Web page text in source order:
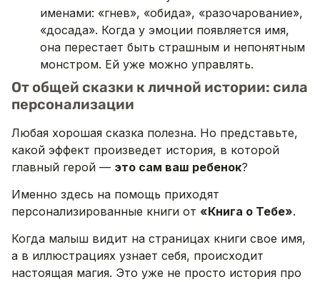
именами: «гнев», «обида», «разочарование»,
«досада». Когда у эмоции появляется имя,
она перестает быть страшным и непонятным
монстром. Ей уже можно управлять.
От общей сказки к личной истории: сила
персонализации
Любая хорошая сказка полезна. Но представьте,
какой эффект произведет история, в которой
главный герой — это сам ваш ребенок?
Именно здесь на помощь приходят
персонализированные книги от «Книга о Тебе».
Когда малыш видит на страницах книги свое имя,
а в иллюстрациях узнает себя, происходит
настоящая магия. Это уже не просто история про